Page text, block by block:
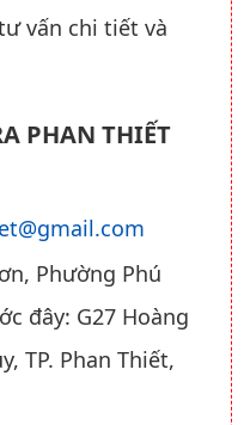
vấn chi tiết và
PHAN THIẾT
Phường Phú
đây: G27 Hoàng
TP. Phan Thiết,